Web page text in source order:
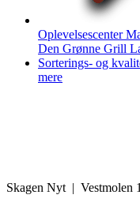
Oplevelsescenter
Den Grønne Grill
Sorterings- og
mere
Skagen Nyt | Vestmolen